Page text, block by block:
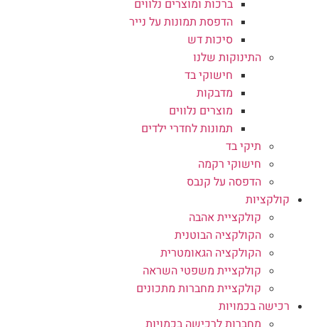
ברכות ומוצרים נלווים
הדפסת תמונות על נייר
סיכות דש
התינוקות שלנו
חישוקי בד
מדבקות
מוצרים נלווים
תמונות לחדרי ילדים
תיקי בד
חישוקי רקמה
הדפסה על קנבס
קולקציות
קולקציית אהבה
הקולקציה הבוטנית
הקולקציה הגאומטרית
קולקציית משפטי השראה
קולקציית מחברות מתכונים
רכישה בכמויות